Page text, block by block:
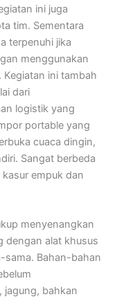
ini juga
tim. Sementara
terpenuhi jika
menggunakan
ini tambah
dari
logistik yang
portable yang
cuaca dingin,
Sangat berbeda
empuk dan
menyenangkan
dengan alat khusus
sama. Bahan-bahan
jagung, bahkan